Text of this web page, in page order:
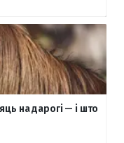
на дарогі — і што